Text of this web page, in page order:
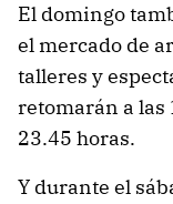
El domingo
el mercado de
talleres y
retomarán a las
23.45 horas.
Y durante el